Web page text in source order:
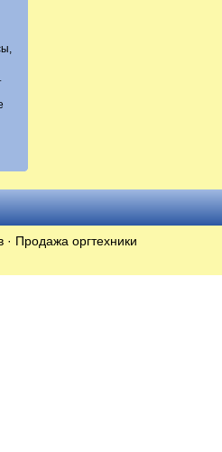
Продажа оргтехники